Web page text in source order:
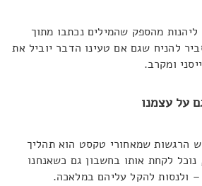
מהספק שהמילים נכתבו מתוך
להניח שגם אם טעינו הדבר יוביל את
ומקרב.
על עצמנו
הרגשות שמאחורי טקסט הוא תהליך
נוכל לקחת אותו בחשבון גם כשאנחנו
ולנסות להקל עליהם במלאכה.